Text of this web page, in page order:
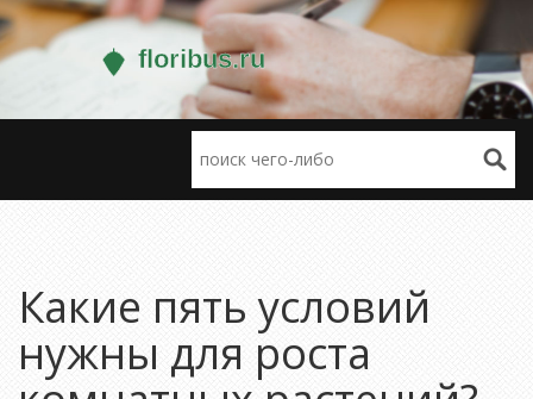
Какие пять условий
нужны для роста